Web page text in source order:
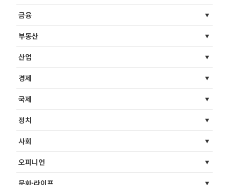
금융
부동산
산업
경제
국제
정치
사회
오피니언
문화·라이프